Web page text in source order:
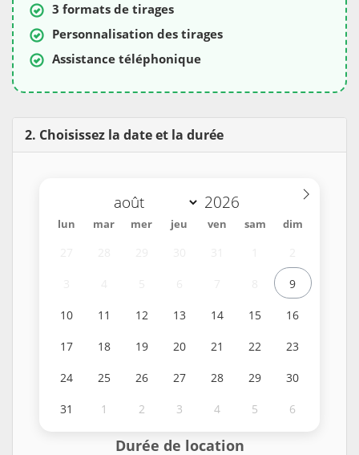
3 formats de tirages
Personnalisation des tirages
Assistance téléphonique
2. Choisissez la date et la durée
lun mar mer jeu ven sam dim
9
10 11 12 13 14 15 16
17 18 19 20 21 22 23
24 25 26 27 28 29 30
31 1 2 3 4 5 6
Durée de location